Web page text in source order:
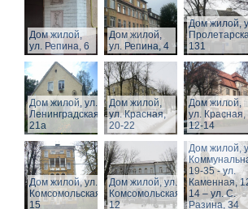
Дом жилой,
ул. Репина, 6
Дом жилой,
ул. Репина, 4
Дом жилой,
131
Дом жилой, ул.
Ленинградская,
21а
Дом жилой,
ул. Красная,
20-22
Дом жилой,
ул. Красная,
12-14
Дом жилой, ул.
Комсомольская,
15
Дом жилой, ул.
Комсомольская,
12
Дом жилой,
19-35 - ул.
Каменная,
14 – ул. С.
Разина, 34